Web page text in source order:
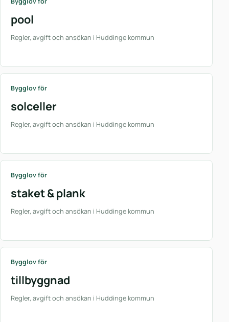
pool
Regler, avgift och ansökan i Huddinge kommun
Bygglov för
solceller
Regler, avgift och ansökan i Huddinge kommun
Bygglov för
staket & plank
Regler, avgift och ansökan i Huddinge kommun
Bygglov för
tillbyggnad
Regler, avgift och ansökan i Huddinge kommun